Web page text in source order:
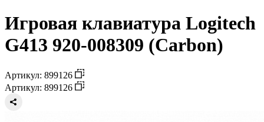
Игровая клавиатура Logitech
G413 920-008309 (Carbon)
Артикул: 899126
Артикул: 899126